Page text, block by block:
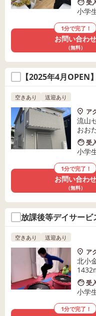
受
小学
1分で完了！
お問い合わせ
（無料）
【2025年4月OPEN
空きあり 送迎あり
ア
流山
おお
受
小学
1分で完了！
お問い合わせ
（無料）
放課後等デイサービ
空きあり 送迎あり
ア
北小
受
小学
1分で完了！